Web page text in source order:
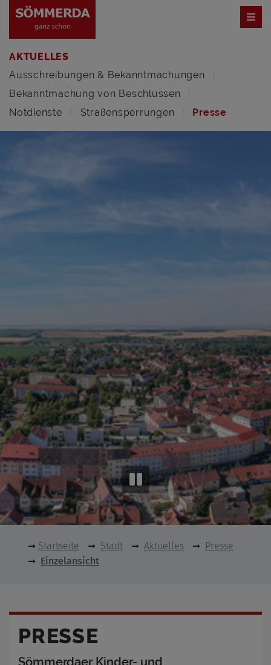
AKTUELLES
Ausschreibungen & Bekanntmachungen
Bekanntmachung von Beschlüssen
Notdienste
Straßensperrungen Presse
Startseite Stadt Aktuelles
Presse
Einzelansicht
PRESSE
Sömmerdaer Kinder- und